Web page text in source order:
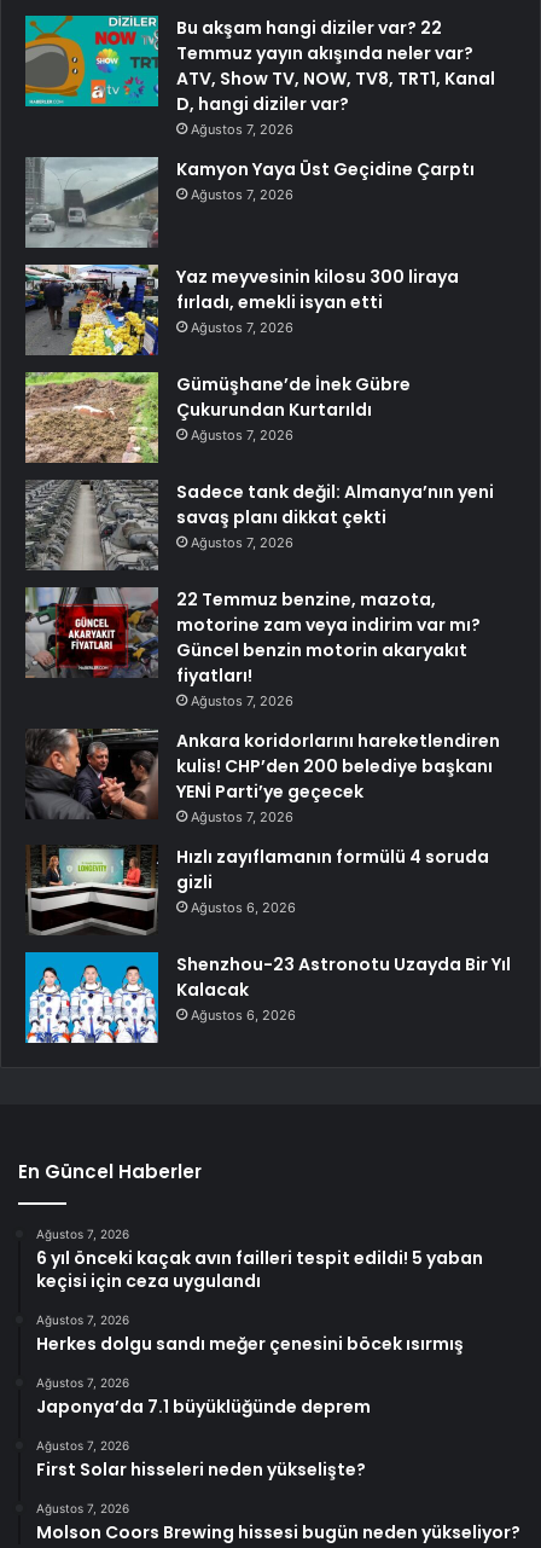
Bu akşam hangi diziler var? 22
Temmuz yayın akışında neler var?
ATV, Show TV, NOW, TV8, TRT1, Kanal
D, hangi diziler var?
Ağustos 7, 2026
Kamyon Yaya Üst Geçidine Çarptı
Ağustos 7, 2026
Yaz meyvesinin kilosu 300 liraya
fırladı, emekli isyan etti
Ağustos 7, 2026
Gümüşhane’de İnek Gübre
Çukurundan Kurtarıldı
Ağustos 7, 2026
Sadece tank değil: Almanya’nın yeni
savaş planı dikkat çekti
Ağustos 7, 2026
22 Temmuz benzine, mazota,
motorine zam veya indirim var mı?
Güncel benzin motorin akaryakıt
fiyatları!
Ağustos 7, 2026
Ankara koridorlarını hareketlendiren
kulis! CHP’den 200 belediye başkanı
YENİ Parti’ye geçecek
Ağustos 7, 2026
Hızlı zayıflamanın formülü 4 soruda
gizli
Ağustos 6, 2026
Shenzhou-23 Astronotu Uzayda Bir Yıl
Kalacak
Ağustos 6, 2026
En Güncel Haberler
Ağustos 7, 2026
6 yıl önceki kaçak avın failleri tespit edildi! 5 yaban
keçisi için ceza uygulandı
Ağustos 7, 2026
Herkes dolgu sandı meğer çenesini böcek ısırmış
Ağustos 7, 2026
Japonya’da 7.1 büyüklüğünde deprem
Ağustos 7, 2026
First Solar hisseleri neden yükselişte?
Ağustos 7, 2026
Molson Coors Brewing hissesi bugün neden yükseliyor?